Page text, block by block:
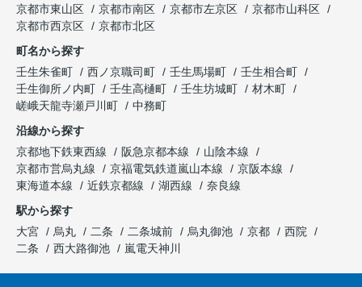
京都市東山区
京都市南区 京都市左京区
京都市山科区
京都市西京区
京都市北区
町名から探す
壬生朱雀町
西ノ京職司町 壬生馬場町
壬生相合町
壬生御所ノ内町
壬生高樋町 壬生坊城町
材木町
嵯峨天龍寺瀬戸川町
中務町
沿線から探す
京都地下鉄東西線
阪急京都本線
山陰本線
京都市営烏丸線
京福電気鉄道嵐山本線
京阪本線
東海道本線
近鉄京都線 湖西線
奈良線
駅から探す
大宮
烏丸 二条 二条城前 烏丸御池 京都
西院
二条
西大路御池 嵐電天神川